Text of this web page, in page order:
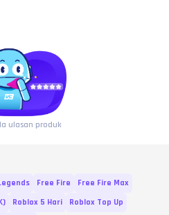
ulasan produk
Free Fire
Free Fire Max
Roblox 5 Hari
Roblox Top Up